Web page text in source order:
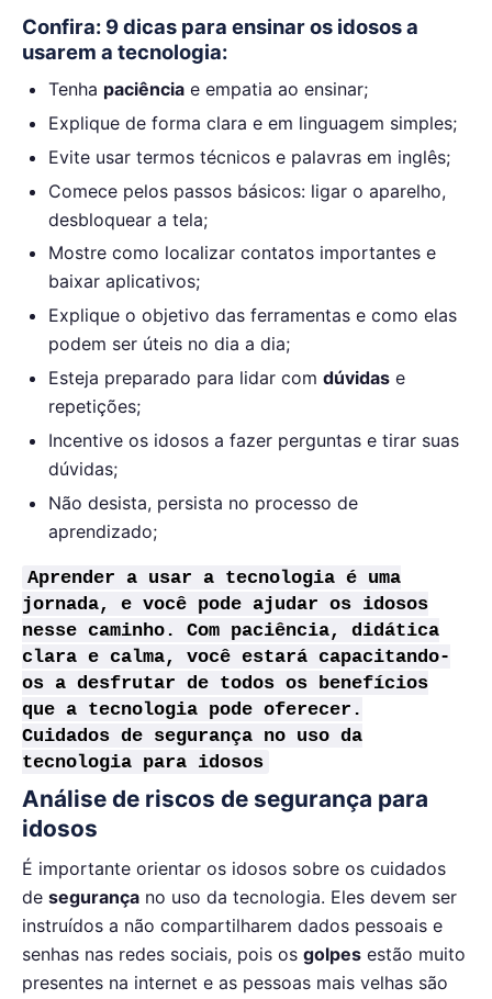
Confira: 9 dicas para ensinar os idosos a
usarem a tecnologia:
Tenha paciência e empatia ao ensinar;
Explique de forma clara e em linguagem simples;
Evite usar termos técnicos e palavras em inglês;
Comece pelos passos básicos: ligar o aparelho,
desbloquear a tela;
Mostre como localizar contatos importantes e
baixar aplicativos;
Explique o objetivo das ferramentas e como elas
podem ser úteis no dia a dia;
Esteja preparado para lidar com dúvidas e
repetições;
Incentive os idosos a fazer perguntas e tirar suas
dúvidas;
Não desista, persista no processo de
aprendizado;
Aprender a usar a tecnologia é uma
jornada, e você pode ajudar os idosos
nesse caminho. Com paciência, didática
clara e calma, você estará capacitando-
os a desfrutar de todos os benefícios
que a tecnologia pode oferecer.
Cuidados de segurança no uso da
tecnologia para idosos
Análise de riscos de segurança para
idosos
É importante orientar os idosos sobre os cuidados
de segurança no uso da tecnologia. Eles devem ser
instruídos a não compartilharem dados pessoais e
senhas nas redes sociais, pois os golpes estão muito
presentes na internet e as pessoas mais velhas são